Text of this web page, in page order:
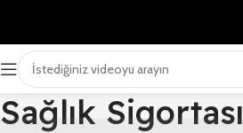
Sağlık Sigortası